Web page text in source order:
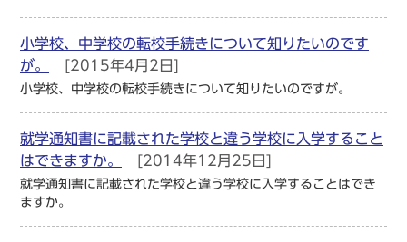
小学校、中学校の転校手続きについて知りたいのです
が。
[2015年4月2日]
小学校、中学校の転校手続きについて知りたいのですが。
就学通知書に記載された学校と違う学校に入学すること
はできますか。
[2014年12月25日]
就学通知書に記載された学校と違う学校に入学することはでき
ますか。